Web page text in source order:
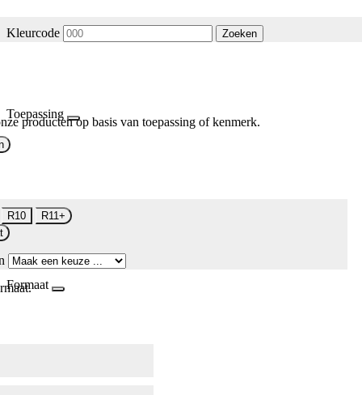
Kleurcode Zoeken
Toepassing
producten op basis van toepassing of kenmerk.
R10
R11+
Formaat